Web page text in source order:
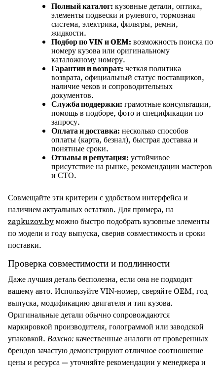
Полный каталог: кузовные детали, оптика,
элементы подвески и рулевого, тормозная
система, электрика, фильтры, ремни,
жидкости.
Подбор по VIN и OEM: возможность поиска по
номеру кузова или оригинальному
каталожному номеру.
Гарантии и возврат: четкая политика
возврата, официальный статус поставщиков,
наличие чеков и сопроводительных
документов.
Служба поддержки: грамотные консультации,
помощь в подборе, фото и спецификации по
запросу.
Оплата и доставка: несколько способов
оплаты (карта, безнал), быстрая доставка и
понятные сроки.
Отзывы и репутация: устойчивое
присутствие на рынке, рекомендации мастеров
и СТО.
Совмещайте эти критерии с удобством интерфейса и
наличием актуальных остатков. Для примера, на
zapkuzov.byможно быстро подобрать кузовные элементы
по модели и году выпуска, сверив совместимость и сроки
поставки.
Проверка совместимости и подлинности
Даже лучшая деталь бесполезна, если она не подходит
вашему авто. Используйте VIN-номер, сверяйте OEM, год
выпуска, модификацию двигателя и тип кузова.
Оригинальные детали обычно сопровождаются
маркировкой производителя, голограммой или заводской
упаковкой. Важно: качественные аналоги от проверенных
брендов зачастую демонстрируют отличное соотношение
цены и ресурса — уточняйте рекомендации у менеджера и